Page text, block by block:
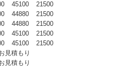
45100
21500
44880
21500
44880
21500
45100
21500
45100
21500
見積もり
見積もり